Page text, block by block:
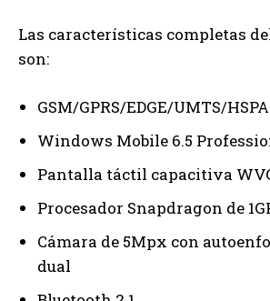
Las características completas
son:
GSM/GPRS/EDGE/UMTS/HSPA
Windows Mobile 6.5
Pantalla táctil capacitiva
Procesador Snapdragon de
Cámara de 5Mpx con
dual